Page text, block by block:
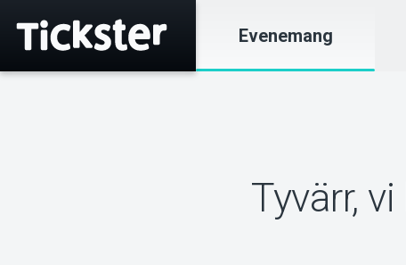
Evenemang
Tyvärr,